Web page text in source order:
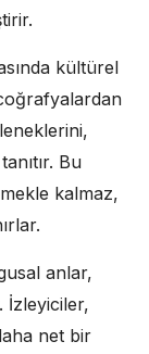
kültürel
Bu
kalmaz,
anlar,
İzleyiciler,
net bir